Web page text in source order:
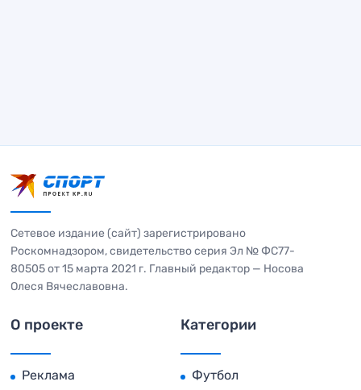
Сетевое издание (сайт) зарегистрировано
Роскомнадзором, свидетельство серия Эл № ФС77-
80505 от 15 марта 2021 г. Главный редактор — Носова
Олеся Вячеславовна.
О проекте
Реклама
Категории
Футбол